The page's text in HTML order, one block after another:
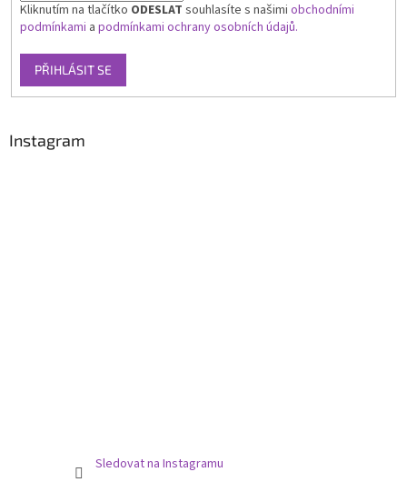
Kliknutím na tlačítko ODESLAT souhlasíte s našimi obchodními
podmínkami a podmínkami ochrany osobních údajů.
PŘIHLÁSIT SE
Instagram
Sledovat na Instagramu